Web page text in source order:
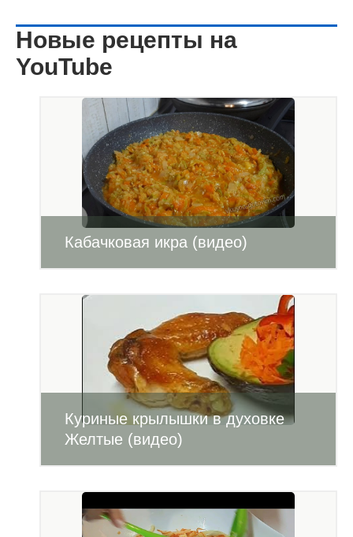
Новые рецепты на
YouTube
Кабачковая икра (видео)
Куриные крылышки в духовке
Желтые (видео)